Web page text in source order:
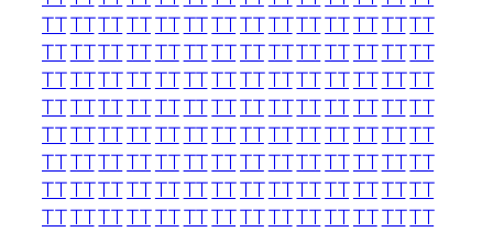
TTTTTTTTTTTTTTTTTTTTTTTTTTTT
TTTTTTTTTTTTTTTTTTTTTTTTTTTT
TTTTTTTTTTTTTTTTTTTTTTTTTTTT
TTTTTTTTTTTTTTTTTTTTTTTTTTTT
TTTTTTTTTTTTTTTTTTTTTTTTTTTT
TTTTTTTTTTTTTTTTTTTTTTTTTTTT
TTTTTTTTTTTTTTTTTTTTTTTTTTTT
TTTTTTTTTTTTTTTTTTTTTTTTTTTT